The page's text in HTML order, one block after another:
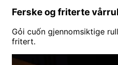
Ferske og friterte
Gỏi cuốn gjennomsiktige
fritert.